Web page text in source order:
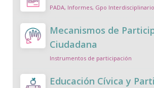
PADA, Informes, Gpo Interdisciplinario
Mecanismos de
Ciudadana
Instrumentos de participación
Educación Cívica y